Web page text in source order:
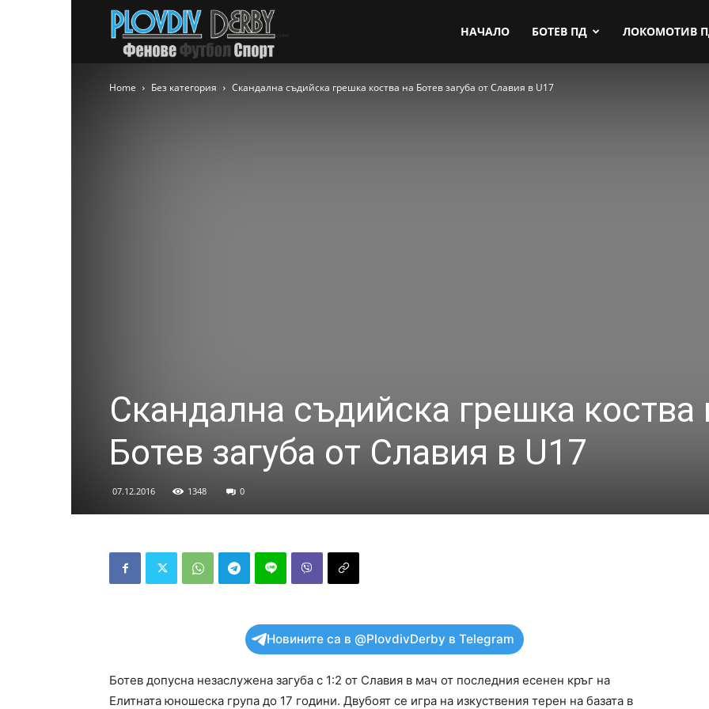
НАЧАЛО БОТЕВ ПД ЛОКОМОТИВ
Home Без категория Скандална съдийска грешка коства на Ботев загуба от Славия в U17
Скандална съдийска грешка коства
Ботев загуба от Славия в U17
07.12.2016 1348 0
Новините са в @PlovdivDerby в Telegram
Ботев допусна незаслужена загуба с 1:2 от Славия в мач от последния есенен кръг на
Елитната юношеска група до 17 години. Двубоят се игра на изкуствения терен на базата в